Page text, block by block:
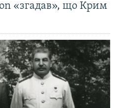
«згадав», що Крим